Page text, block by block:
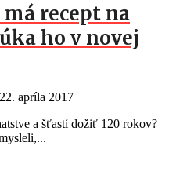
recept na
ho v novej
22. apríla 2017
a šťastí dožiť 120 rokov?